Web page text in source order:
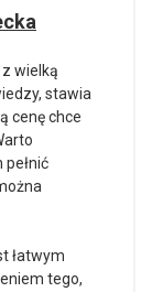
wielką
stawia
cenę chce
pełnić
łatwym
tego,